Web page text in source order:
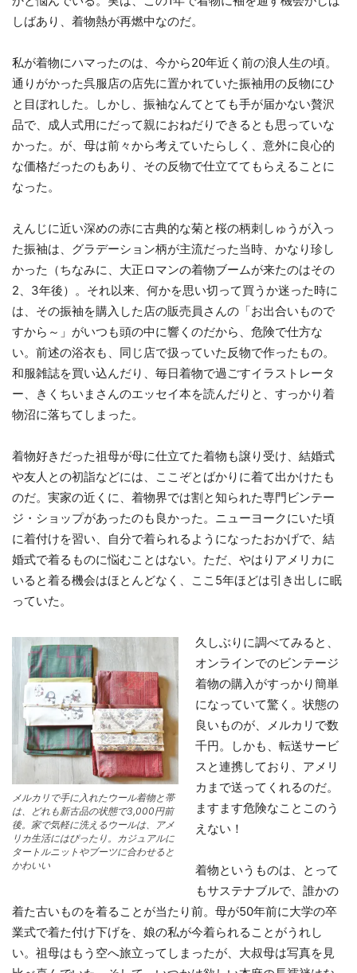
しばあり、着物熱が再燃中なのだ。
私が着物にハマったのは、今から20年近く前の浪人生の頃。
通りがかった呉服店の店先に置かれていた振袖用の反物にひ
と目ぼれした。しかし、振袖なんてとても手が届かない贅沢
品で、成人式用にだって親におねだりできるとも思っていな
かった。が、母は前々から考えていたらしく、意外に良心的
な価格だったのもあり、その反物で仕立ててもらえることに
なった。
えんじに近い深めの赤に古典的な菊と桜の柄刺しゅうが入っ
た振袖は、グラデーション柄が主流だった当時、かなり珍し
かった（ちなみに、大正ロマンの着物ブームが来たのはその
2、3年後）。それ以来、何かを思い切って買うか迷った時に
は、その振袖を購入した店の販売員さんの「お出合いもので
すから～」がいつも頭の中に響くのだから、危険で仕方な
い。前述の浴衣も、同じ店で扱っていた反物で作ったもの。
和服雑誌を買い込んだり、毎日着物で過ごすイラストレータ
ー、きくちいまさんのエッセイ本を読んだりと、すっかり着
物沼に落ちてしまった。
着物好きだった祖母が母に仕立てた着物も譲り受け、結婚式
や友人との初詣などには、ここぞとばかりに着て出かけたも
のだ。実家の近くに、着物界では割と知られた専門ビンテー
ジ・ショップがあったのも良かった。ニューヨークにいた頃
に着付けを習い、自分で着られるようになったおかげで、結
婚式で着るものに悩むことはない。ただ、やはりアメリカに
いると着る機会はほとんどなく、ここ5年ほどは引き出しに眠
っていた。
メルカリで手に入れたウール着物と帯
は、どれも新古品の状態で3,000円前
後。家で気軽に洗えるウールは、アメ
リカ生活にはぴったり。カジュアルに
タートルニットやブーツに合わせると
かわいい
久しぶりに調べてみると、
オンラインでのビンテージ
着物の購入がすっかり簡単
になっていて驚く。状態の
良いものが、メルカリで数
千円。しかも、転送サービ
スと連携しており、アメリ
カまで送ってくれるのだ。
ますます危険なことこのう
えない！
着物というものは、とって
もサステナブルで、誰かの
着た古いものを着ることが当たり前。母が50年前に大学の卒
業式で着た付け下げを、娘の私が今着られることがうれし
い。祖母はもう空へ旅立ってしまったが、大叔母は写真を見